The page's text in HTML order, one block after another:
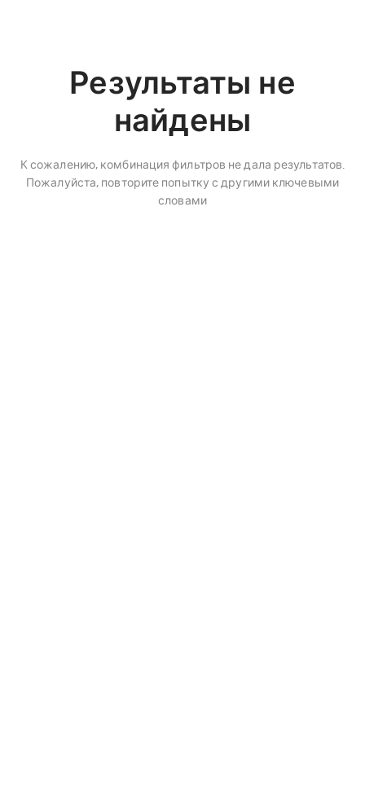
Результаты не
найдены
К сожалению, комбинация фильтров не дала результатов.
Пожалуйста, повторите попытку с другими ключевыми
словами